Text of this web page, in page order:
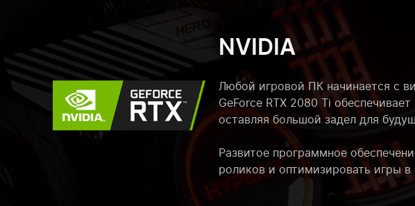
NVIDIA
Любой игровой ПК начинается с
GeForce RTX 2080 Ti
оставляя большой задел для
Развитое программное
роликов и оптимизировать игры в